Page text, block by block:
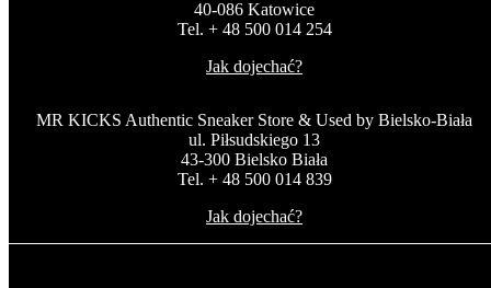
40-086 Katowice
Tel. + 48 500 014 254
Jak dojechać?
MR KICKS Authentic Sneaker Store & Used by Bielsko-Biała
ul. Piłsudskiego 13
43-300 Bielsko Biała
Tel. + 48 500 014 839
Jak dojechać?